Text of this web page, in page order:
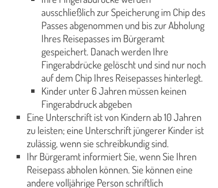
ausschließlich zur Speicherung im Chip des
Passes abgenommen und bis zur Abholung
Ihres Reisepasses im Bürgeramt
gespeichert. Danach werden Ihre
Fingerabdrücke gelöscht und sind nur noch
auf dem Chip Ihres Reisepasses hinterlegt.
Kinder unter 6 Jahren müssen keinen
Fingerabdruck abgeben
Eine Unterschrift ist von Kindern ab 10 Jahren
zu leisten; eine Unterschrift jüngerer Kinder ist
zulässig, wenn sie schreibkundig sind.
Ihr Bürgeramt informiert Sie, wenn Sie Ihren
Reisepass abholen können. Sie können eine
andere volljährige Person schriftlich